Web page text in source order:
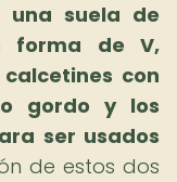
una suela de
forma de V,
con
gordo y los
ser usados
de estos dos